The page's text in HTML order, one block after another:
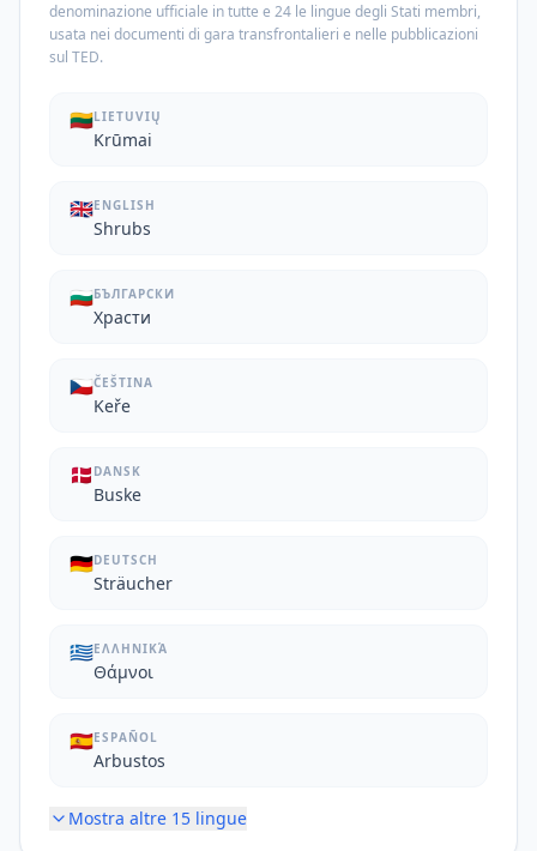
denominazione ufficiale in tutte e 24 le lingue degli Stati membri,
usata nei documenti di gara transfrontalieri e nelle pubblicazioni
sul TED.
🇱🇹LIETUVIŲ
Krūmai
🇬🇧ENGLISH
Shrubs
🇧🇬БЪЛГАРСКИ
Храсти
🇨🇿ČEŠTINA
Keře
🇩🇰 DANSK
Buske
🇩🇪DEUTSCH
Sträucher
🇬🇷ΕΛΛΗΝΙΚΆ
Θάμνοι
🇪🇸ESPAÑOL
Arbustos
Mostra altre 15 lingue